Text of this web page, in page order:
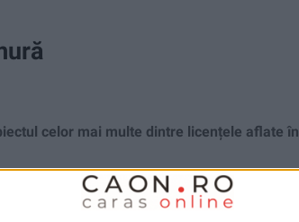
celor mai multe dintre licențele aflate în